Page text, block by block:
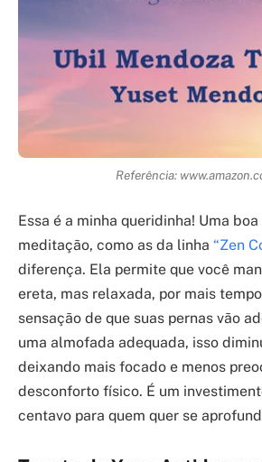
Referência:
Essa é a minha queridinha! Uma
meditação, como as da linha “Zen
diferença. Ela permite que você
ereta, mas relaxada, por mais
sensação de que suas pernas vão
uma almofada adequada, isso
deixando mais focado e menos
desconforto físico. É um
centavo para quem quer se